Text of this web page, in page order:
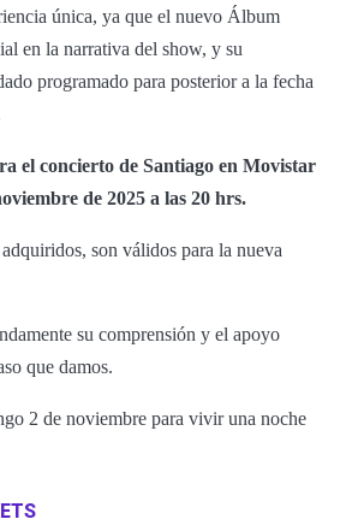
única, ya que el nuevo Álbum
en la narrativa del show, y su
programado para posterior a la fecha
el concierto de Santiago en Movistar
de 2025 a las 20 hrs.
son válidos para la nueva
su comprensión y el apoyo
que damos.
2 de noviembre para vivir una noche